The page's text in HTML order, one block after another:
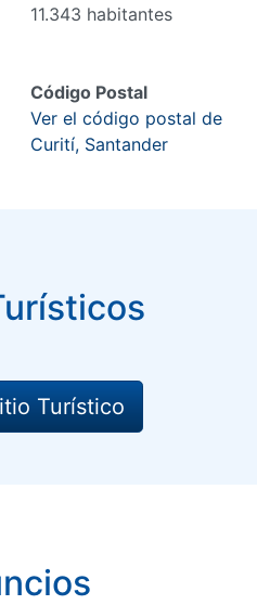
11.343 habitantes
Código Postal
Ver el código postal de
Curití, Santander
Turístico